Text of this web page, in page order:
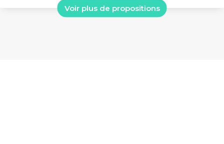
Voir plus de propositions